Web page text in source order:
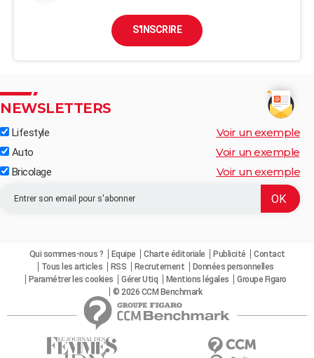
S'INSCRIRE
NEWSLETTERS
Lifestyle Voir un exemple
Auto Voir un exemple
Bricolage Voir un exemple
Qui sommes-nous ? Equipe Charte éditoriale Publicité
Contact
Tous les articles
RSS Recrutement
Données personnelles
Paramétrer les cookies
Gérer Utiq Mentions légales
Groupe Figaro
© 2026 CCM Benchmark